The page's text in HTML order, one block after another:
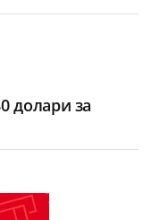
долари за